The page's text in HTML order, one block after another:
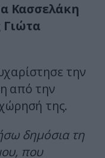
Κασσελάκη
Γιώτα
την
από την
της.
δημόσια τη
που